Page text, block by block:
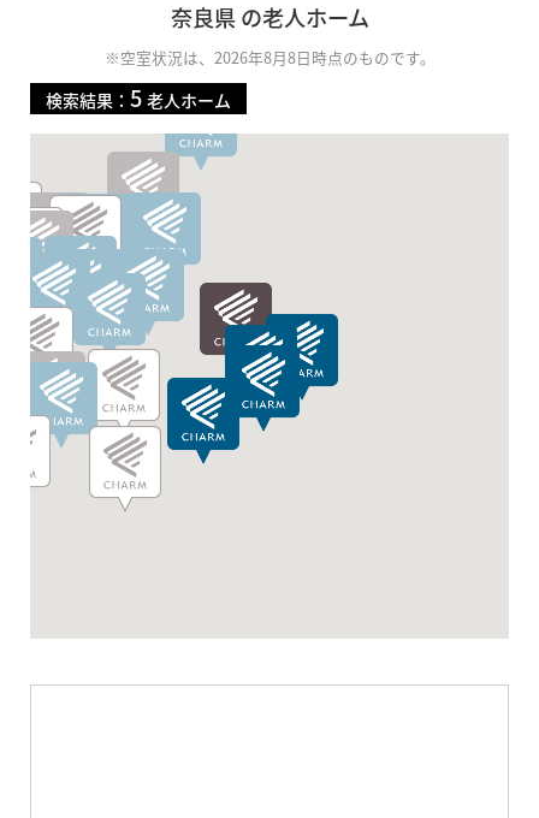
奈良県 の老人ホーム
※空室状況は、2026年8月8日時点のものです。
検索結果： 5 老人ホーム